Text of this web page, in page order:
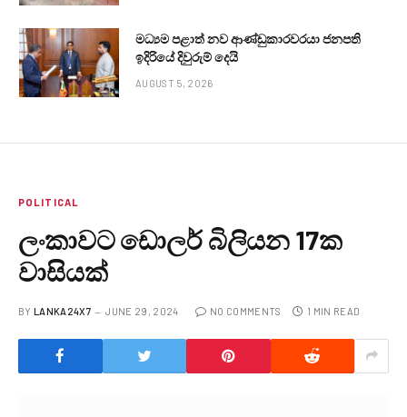
මධ්‍යම පළාත් නව ආණ්ඩුකාරවරයා ජනපති
ඉදිරියේ දිවුරුම් දෙයි
AUGUST 5, 2026
POLITICAL
ලංකාවට ඩොලර් බිලියන 17ක
වාසියක්
BY LANKA24X7 JUNE 29, 2024 NO COMMENTS 1 MIN READ